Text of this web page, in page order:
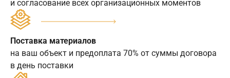
и согласование всех организационных моментов
Поставка материалов
на ваш объект и предоплата 70% от суммы договора
в день поставки